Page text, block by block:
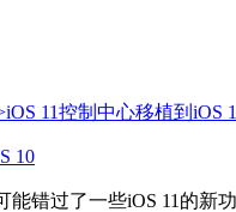
10
错过了一些iOS 11的